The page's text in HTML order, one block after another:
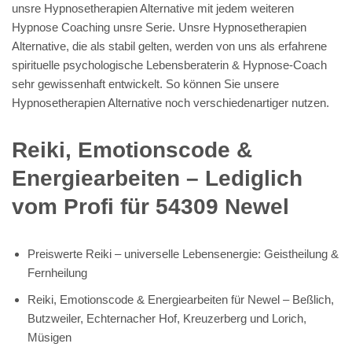
unsre Hypnosetherapien Alternative mit jedem weiteren
Hypnose Coaching unsre Serie. Unsre Hypnosetherapien
Alternative, die als stabil gelten, werden von uns als erfahrene
spirituelle psychologische Lebensberaterin & Hypnose-Coach
sehr gewissenhaft entwickelt. So können Sie unsere
Hypnosetherapien Alternative noch verschiedenartiger nutzen.
Reiki, Emotionscode &
Energiearbeiten – Lediglich
vom Profi für 54309 Newel
Preiswerte Reiki – universelle Lebensenergie: Geistheilung &
Fernheilung
Reiki, Emotionscode & Energiearbeiten für Newel – Beßlich,
Butzweiler, Echternacher Hof, Kreuzerberg und Lorich,
Müsigen